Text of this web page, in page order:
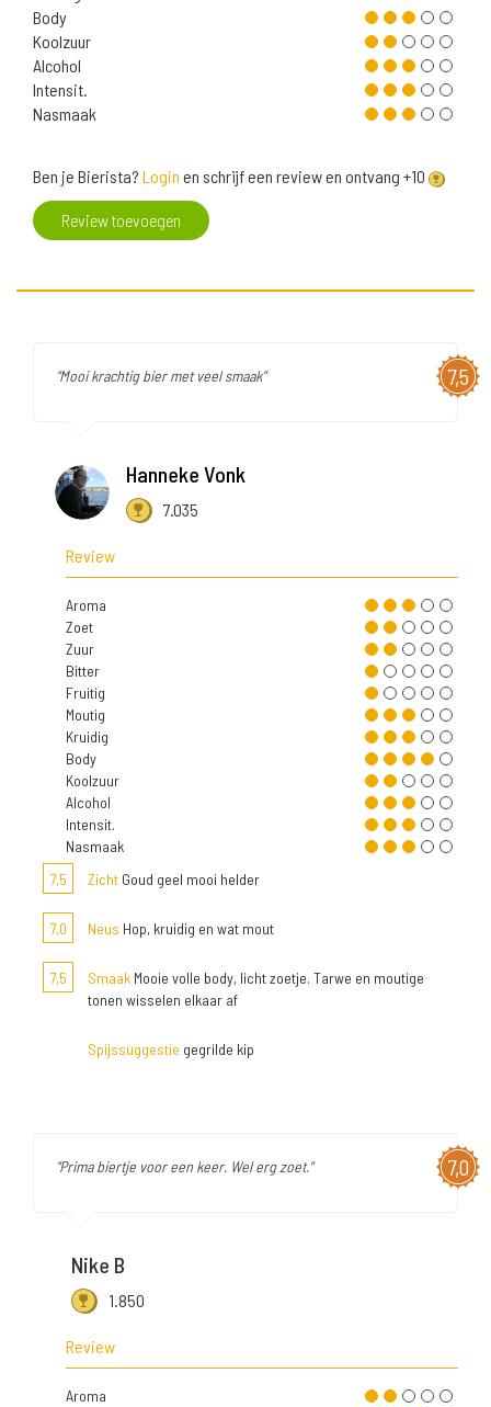
Body
Koolzuur
Alcohol
Intensit.
Nasmaak
Ben je Bierista? Login en schrijf een review en ontvang +10
Review toevoegen
7,5
"Mooi krachtig bier met veel smaak"
Hanneke Vonk
7.035
Review
Aroma
Zoet
Zuur
Bitter
Fruitig
Moutig
Kruidig
Body
Koolzuur
Alcohol
Intensit.
Nasmaak
7,5
Zicht Goud geel mooi helder
7,0 Neus Hop, kruidig en wat mout
7,5 Smaak Mooie volle body, licht zoetje. Tarwe en moutige
tonen wisselen elkaar af
Spijssuggestie gegrilde kip
7,0
"Prima biertje voor een keer. Wel erg zoet."
Nike B
1.850
Review
Aroma